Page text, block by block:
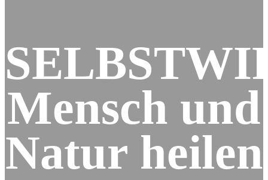
Mensch und
Natur heilen